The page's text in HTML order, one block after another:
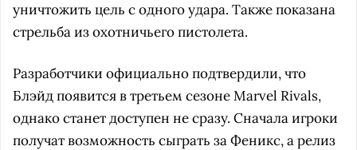
уничтожить цель с одного удара. Также показана
стрельба из охотничьего пистолета.
Разработчики официально подтвердили, что
Блэйд появится в третьем сезоне Marvel Rivals,
однако станет доступен не сразу. Сначала игроки
получат возможность сыграть за Феникс, а релиз